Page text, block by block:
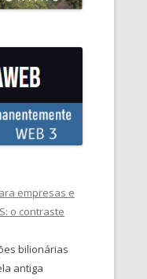
empresas e
o contraste
bilionárias
antiga